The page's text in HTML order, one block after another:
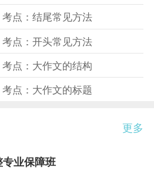
点：结尾常见方法
点：开头常见方法
点：大作文的结构
点：大作文的标题
更多
专业保障班